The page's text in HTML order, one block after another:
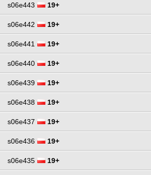
s06e443 19+
s06e442 19+
s06e441 19+
s06e440 19+
s06e439 19+
s06e438 19+
s06e437 19+
s06e436 19+
s06e435 19+